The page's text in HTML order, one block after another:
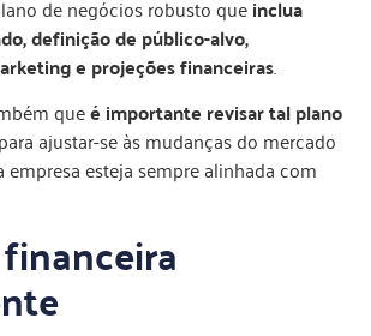
de negócios robusto queinclua
definição de público-alvo,
e projeções financeiras.
queé importante revisar tal plano
para ajustar-se às mudanças do mercado
empresa esteja sempre alinhada com